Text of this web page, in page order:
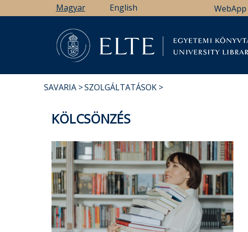
a
Magyar English WebApp
SAVARIA SZOLGÁLTATÁSOK
KÖLCSÖNZÉS